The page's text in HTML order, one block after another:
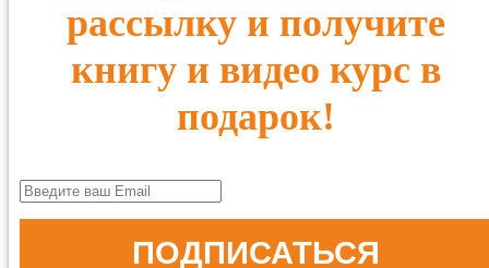
рассылку и получите
книгу и видео курс в
подарок!
ПОДПИСАТЬСЯ